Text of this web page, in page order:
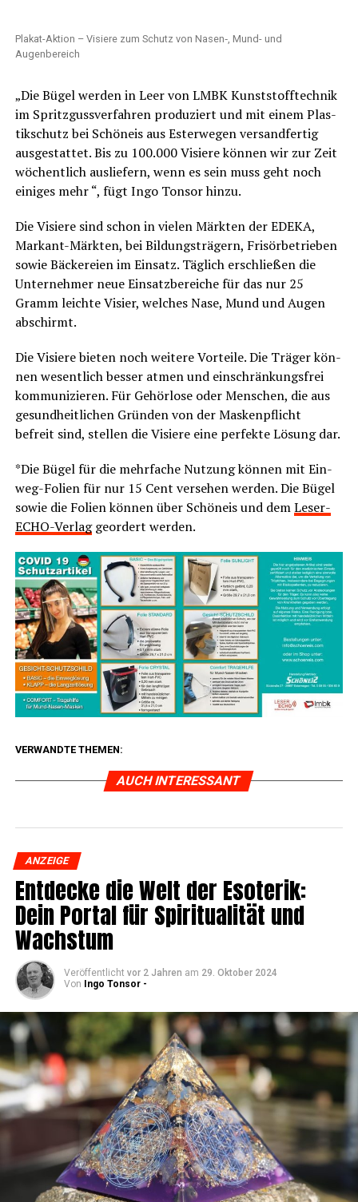
Pla­kat-Akti­on – Visie­re zum Schutz von Nasen‑, Mund- und
Augenbereich
„Die Bügel wer­den in Leer von LMBK Kunst­stoff­tech­nik
im Spritz­guss­ver­fah­ren pro­du­ziert und mit einem Plas­
tik­schutz bei Schön­eis aus Ester­we­gen ver­sand­fer­tig
aus­ge­stat­tet. Bis zu 100.000 Visie­re kön­nen wir zur Zeit
wöchent­lich aus­lie­fern, wenn es sein muss geht noch
eini­ges mehr “, fügt Ingo Ton­sor hinzu.
Die Visie­re sind schon in vie­len Märk­ten der EDEKA,
Mar­kant-Märk­ten, bei Bil­dungs­trä­gern, Fri­sör­be­trie­ben
sowie Bäcke­rei­en im Ein­satz. Täg­lich erschlie­ßen die
Unter­neh­mer neue Ein­satz­be­rei­che für das nur 25
Gramm leich­te Visier, wel­ches Nase, Mund und Augen
abschirmt.
Die Visie­re bie­ten noch wei­te­re Vor­tei­le. Die Trä­ger kön­
nen wesent­lich bes­ser atmen und ein­schrän­kungs­frei
kom­mu­ni­zie­ren. Für Gehör­lo­se oder Men­schen, die aus
gesund­heit­li­chen Grün­den von der Mas­ken­pflicht
befreit sind, stel­len die Visie­re eine per­fek­te Lösung dar.
*Die Bügel für die mehr­fa­che Nut­zung kön­nen mit Ein­
weg-Foli­en für nur 15 Cent ver­se­hen wer­den. Die Bügel
sowie die Foli­en kön­nen über Schön­eis und demLese­r­
ECHO-Ver­laggeor­dert werden.
VERWANDTE THEMEN:
AUCH INTERESSANT
ANZEIGE
Ent­de­cke die Welt der Eso­te­rik:
Dein Por­tal für Spi­ri­tua­li­tät und
Wachstum
Veröffentlicht vor 2 Jahren am 29. Oktober 2024
Von Ingo Tonsor -